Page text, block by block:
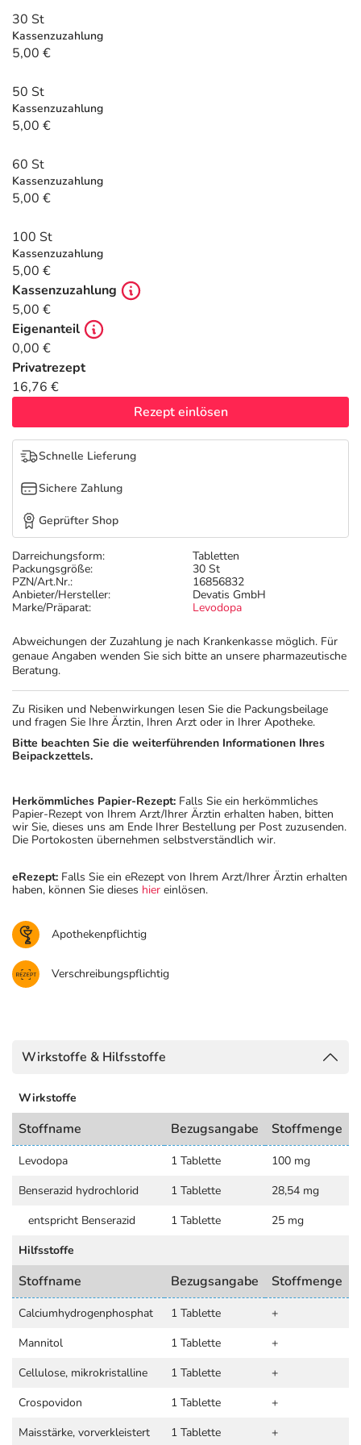
Tierapotheke
Vitamine & Mineralstoffe
Salus Deals
Darreichungsform:
Tabletten
Packungsgröße:
30 St
PZN/Art.Nr.:
16856832
Anbieter/Hersteller:
Devatis GmbH
Marke/Präparat:
Levodopa
Abweichungen der Zuzahlung je nach Krankenkasse möglich. Für
genaue Angaben wenden Sie sich bitte an unsere pharmazeutische
Beratung.
30 St
Kassenzuzahlung
5,00 €
50 St
Kassenzuzahlung
5,00 €
60 St
Kassenzuzahlung
5,00 €
100 St
Kassenzuzahlung
5,00 €
Kassenzuzahlung
5,00 €
Eigenanteil
0,00 €
Privatrezept
16,76 €
Rezept einlösen
Schnelle Lieferung
Sichere Zahlung
Geprüfter Shop
Zu Risiken und Nebenwirkungen lesen Sie die Packungsbeilage
und fragen Sie Ihre Ärztin, Ihren Arzt oder in Ihrer Apotheke.
Bitte beachten Sie die weiterführenden Informationen Ihres
Beipackzettels.
Herkömmliches Papier-Rezept: Falls Sie ein herkömmliches
Papier-Rezept von Ihrem Arzt/Ihrer Ärztin erhalten haben, bitten
wir Sie, dieses uns am Ende Ihrer Bestellung per Post zuzusenden.
Die Portokosten übernehmen selbstverständlich wir.
eRezept: Falls Sie ein eRezept von Ihrem Arzt/Ihrer Ärztin erhalten
haben, können Sie dieses hier einlösen.
Apothekenpflichtig
Verschreibungspflichtig
Wirkstoffe & Hilfsstoffe
Wirkstoffe
Stoffname Bezugsangabe Stoffmenge
Levodopa 1 Tablette
100 mg
Benserazid hydrochlorid
1 Tablette
28,54 mg
entspricht Benserazid
1 Tablette
25 mg
Hilfsstoffe
Stoffname Bezugsangabe Stoffmenge
Calciumhydrogenphosphat 1 Tablette
+
Mannitol
1 Tablette
+
Cellulose, mikrokristalline
1 Tablette
+
Crospovidon
1 Tablette
+
Maisstärke, vorverkleistert
1 Tablette +